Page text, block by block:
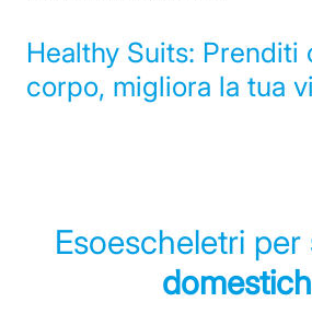
Healthy Suits: Prenditi
corpo, migliora la tua
Esoescheletri per